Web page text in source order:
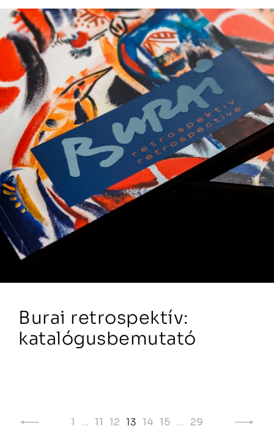
Burai retrospektív:
katalógusbemutató
1 … 11 12 13 14 15 … 29